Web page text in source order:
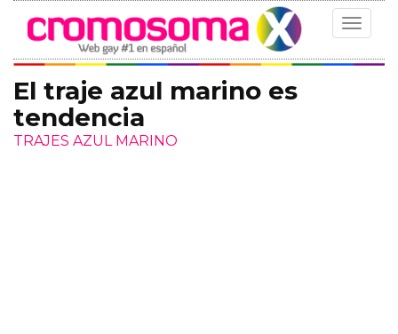
Toggle
El traje azul marino es
tendencia
TRAJES AZUL MARINO